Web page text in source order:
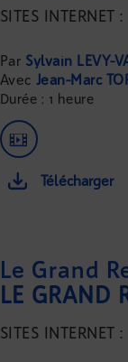
SITES INTERNET :
Sylvain LEVY-
Jean-Marc
Durée : 1 heure
Télécharger
Le Grand
SITES INTERNET :